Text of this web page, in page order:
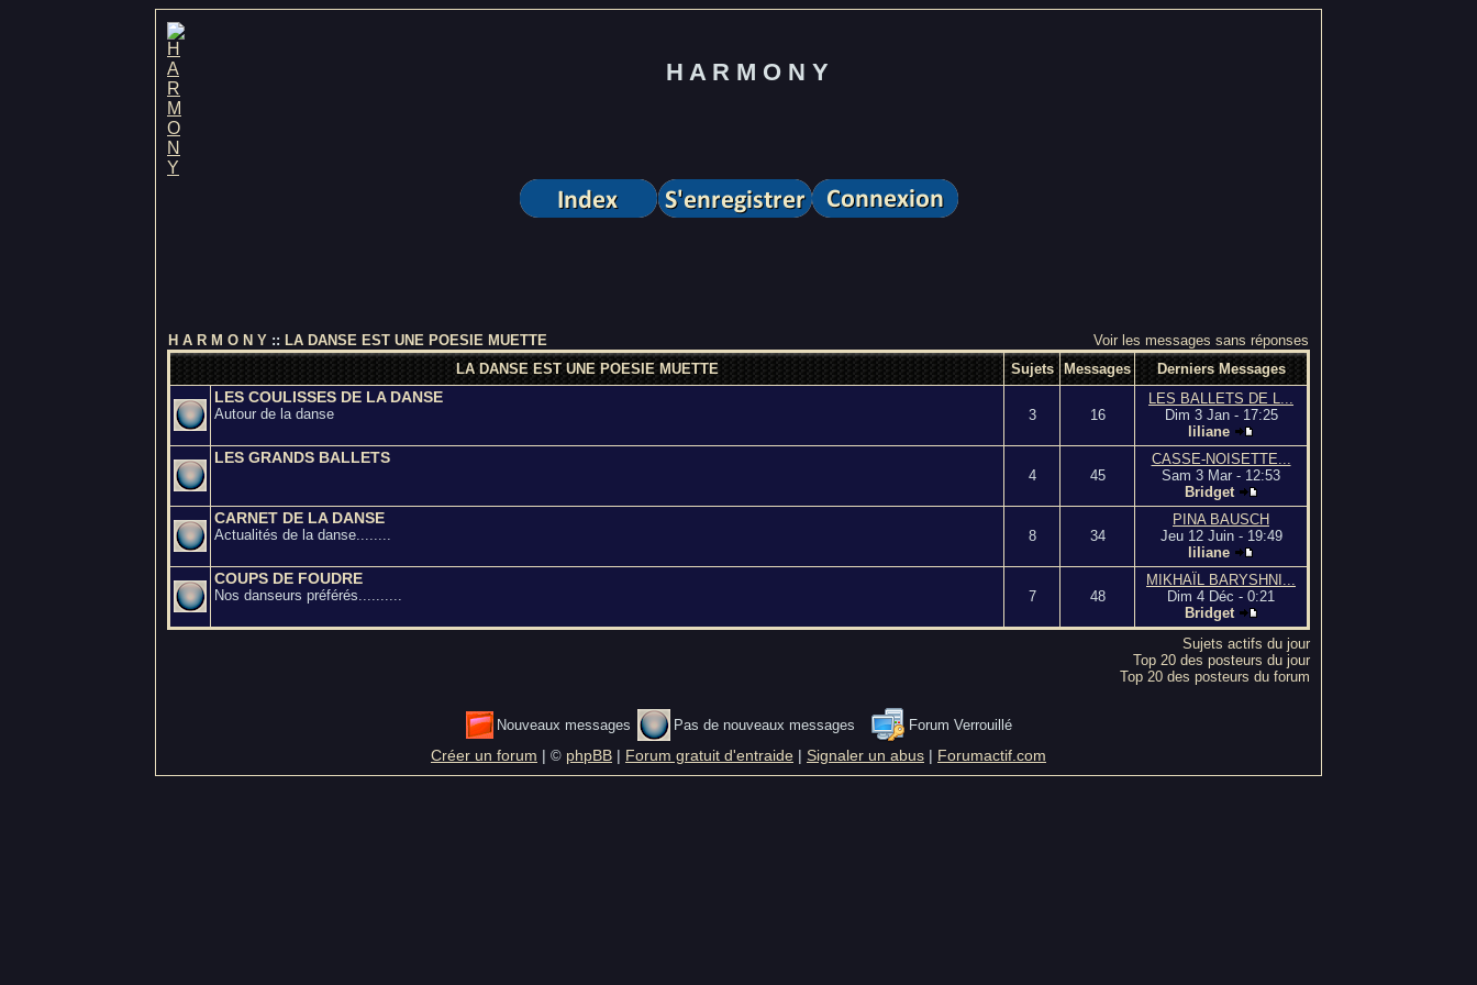
H A R M O N Y
H A R M O N Y :: LA DANSE EST UNE POESIE MUETTE
Voir les messages sans réponses
LA DANSE EST UNE POESIE MUETTE
Sujets Messages Derniers Messages
LES COULISSES DE LA DANSE
Autour de la danse 3 16
LES BALLETS DE L...
Dim 3 Jan - 17:25
liliane
LES GRANDS BALLETS
4 45
CASSE-NOISETTE...
Sam 3 Mar - 12:53
Bridget
CARNET DE LA DANSE
Actualités de la danse........ 8 34
PINA BAUSCH
Jeu 12 Juin - 19:49
liliane
COUPS DE FOUDRE
Nos danseurs préférés.......... 7 48
MIKHAÏL BARYSHNI...
Dim 4 Déc - 0:21
Bridget
Sujets actifs du jour
Top 20 des posteurs du jour
Top 20 des posteurs du forum
Nouveaux messages Pas de nouveaux messages Forum Verrouillé
Créer un forum | © phpBB | Forum gratuit d'entraide | Signaler un abus | Forumactif.com